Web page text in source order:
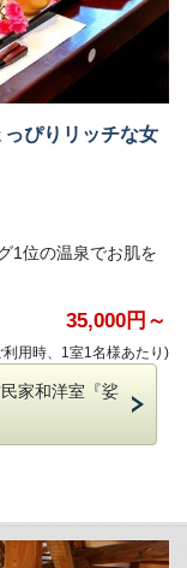
います。
かなる理由（食物
合も、食材の変更
含む）のご注文は
様にお食事処にお
行・押印が可能でし
っぴりリッチな女
1位の温泉でお肌を
き
たプランです。川
35,000円～
用時、1室1名様あたり)
家和洋室『娑